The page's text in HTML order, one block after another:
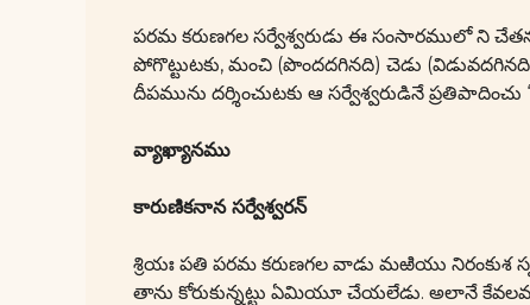
పరమ కరుణగల సర్వేశ్వరుడు ఈ సంసారములో ని
పోగొట్టుటకు, మంచి (పొందదగినది) చెడు
దీపమును దర్శించుటకు ఆ సర్వేశ్వరుడినే ప్రతిపాదించు
వ్యాఖ్యానము
కారుణికనాన సర్వేశ్వరన్
శ్రియః పతి పరమ కరుణగల వాడు మఱియు నిరంకుశ
తాను కోరుకున్నట్టు ఏమియూ చేయలేడు. అలానే